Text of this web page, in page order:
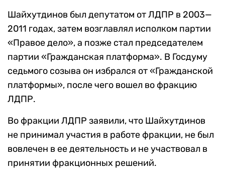
Шайхутдинов был депутатом от ЛДПР в 2003—
2011 годах, затем возглавлял исполком партии
«Правое дело», а позже стал председателем
партии «Гражданская платформа». В Госдуму
седьмого созыва он избрался от «Гражданской
платформы», после чего вошел во фракцию
ЛДПР.
Во фракции ЛДПР заявили, что Шайхутдинов
не принимал участия в работе фракции, не был
вовлечен в ее деятельность и не участвовал в
принятии фракционных решений.